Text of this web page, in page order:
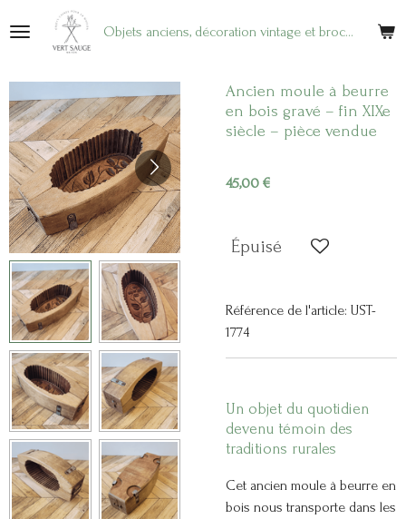
Passer
au
principal
Objets anciens, décoration vintage et brocante en ligne
Ancien moule à beurre
en bois gravé – fin XIXe
siècle – pièce vendue
45,00 €
Épuisé
Référence de l'article: UST-
1774
Un objet du quotidien
devenu témoin des
traditions rurales
Cet ancien moule à beurre en
bois nous transporte dans les